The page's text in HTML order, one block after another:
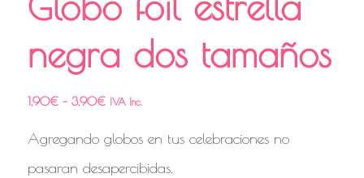
negra dos tamaños
1,90€– 3,90€ IVA Inc.
Agregando globos en tus celebraciones no
pasaran desapercibidas.